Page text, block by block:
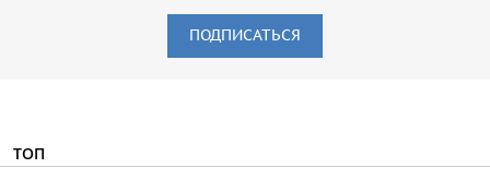
ПОДПИСАТЬСЯ
ТОП